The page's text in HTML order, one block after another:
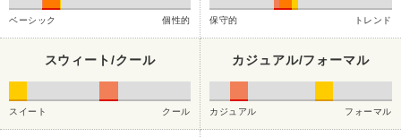
ベーシック 個性的 保守的 トレンド
スウィート/クール
スイート クール
カジュアル/フォーマル
カジュアル フォーマル